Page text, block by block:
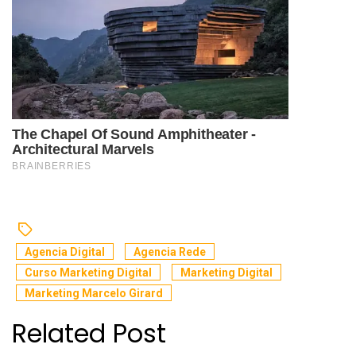
Agencia Digital
Agencia Rede
Curso Marketing Digital
Marketing Digital
Marketing Marcelo Girard
Related Post